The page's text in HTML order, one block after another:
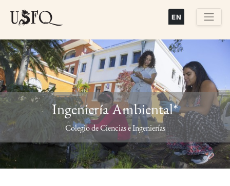
principal
Previous Next
Ingeniería Ambiental*
Colegio de Ciencias e Ingenierías